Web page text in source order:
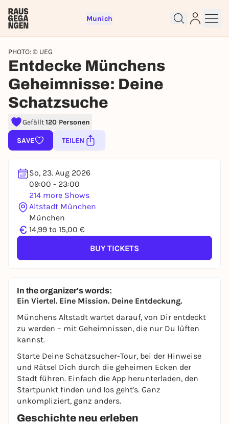
Munich
PHOTO: © UEG
Entdecke Münchens
Geheimnisse: Deine
Schatzsuche
Gefällt120 Personen
SAVE TEILEN
So, 23. Aug 2026
09:00 - 23:00
214 more Shows
Altstadt München
München
€ 14,99 to 15,00 €
BUY TICKETS
In the organizer's words:
Ein Viertel. Eine Mission. Deine Entdeckung.
Münchens Altstadt wartet darauf, von Dir entdeckt
zu werden – mit Geheimnissen, die nur Du lüften
kannst.
Starte Deine Schatzsucher-Tour, bei der Hinweise
und Rätsel Dich durch die geheimen Ecken der
Stadt führen. Einfach die App herunterladen, den
Startpunkt finden und los geht's. Ganz
unkompliziert, ganz anders.
Geschichte neu erleben
Sign up for free and get started
right away
lotteries, you need a free Rausgegangen account.
REGISTER FOR FREE NOW
You already have an account?